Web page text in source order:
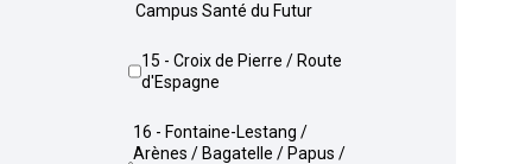
Campus Santé du Futur
15 - Croix de Pierre / Route
d'Espagne
16 - Fontaine-Lestang /
Arènes / Bagatelle / Papus /